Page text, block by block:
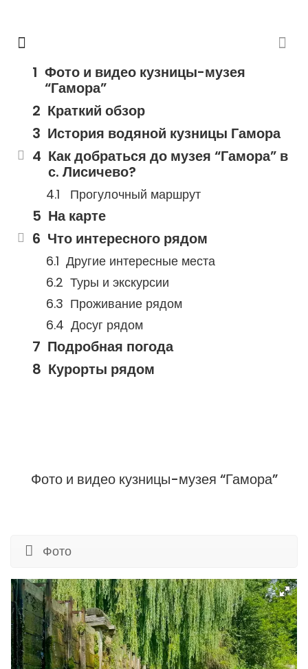
Фото и видео кузницы-музея
“Гамора”
Краткий обзор
История водяной кузницы Гамора
Как добраться до музея “Гамора” в
с. Лисичево?
Прогулочный маршрут
На карте
Что интересного рядом
Другие интересные места
Туры и экскурсии
Проживание рядом
Досуг рядом
Подробная погода
Курорты рядом
Фото и видео кузницы-музея “Гамора”
Фото